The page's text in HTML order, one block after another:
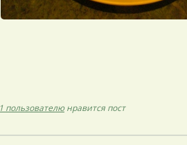
1 пользователюнравится пост